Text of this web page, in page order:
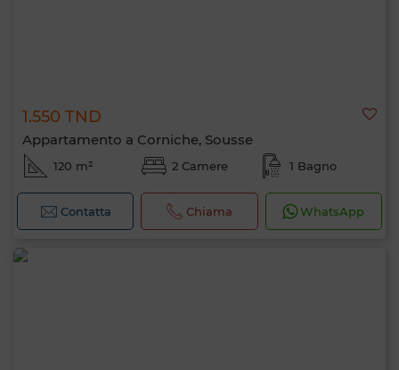
1.550 TND
Appartamento a Corniche, Sousse
120 m² 2 Camere 1 Bagno
Contatta Chiama WhatsApp